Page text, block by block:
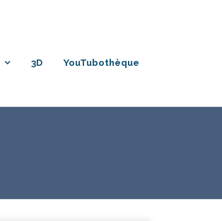
3D YouTubothèque